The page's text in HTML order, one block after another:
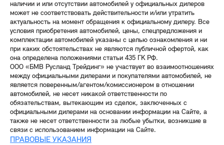
наличии и или отсутствии автомобилей у официальных дилеров
может не соответствовать действительности и/или утратить
актуальность на момент обращения к официальному дилеру. Все
условия приобретения автомобилей, цены, спецпредложения и
комплектации автомобилей указаны с целью ознакомления и ни
при каких обстоятельствах не являются публичной офертой, как
она определена положениями статьи 435 ГК РФ.
ООО «БМВ Русланд Трейдинг» не участвует во взаимоотношениях
между официальными дилерами и покупателями автомобилей, не
является поверенным/агентом/комиссионером в отношении
автомобилей, не несет никакой ответственности по
обязательствам, вытекающим из сделок, заключенных с
официальными дилерами на основании информации на Сайте, а
также не несет ответственности за любые убытки, возникшие в
связи с использованием информации на Сайте.
ПРАВОВЫЕ УКАЗАНИЯ